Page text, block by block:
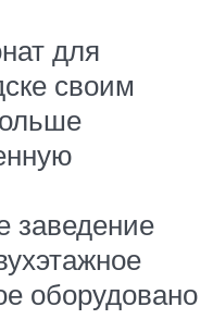
для
своим
заведение
оборудовано